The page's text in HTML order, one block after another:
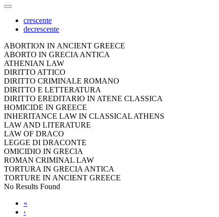
crescente
decrescente
ABORTION IN ANCIENT GREECE
ABORTO IN GRECIA ANTICA
ATHENIAN LAW
DIRITTO ATTICO
DIRITTO CRIMINALE ROMANO
DIRITTO E LETTERATURA
DIRITTO EREDITARIO IN ATENE CLASSICA
HOMICIDE IN GREECE
INHERITANCE LAW IN CLASSICAL ATHENS
LAW AND LITERATURE
LAW OF DRACO
LEGGE DI DRACONTE
OMICIDIO IN GRECIA
ROMAN CRIMINAL LAW
TORTURA IN GRECIA ANTICA
TORTURE IN ANCIENT GREECE
No Results Found
«
‹